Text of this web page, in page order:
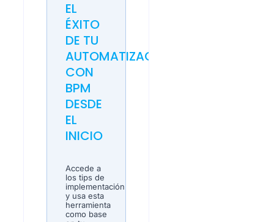
EL
ÉXITO
DE TU
AUTOMATIZACIÓN
CON
BPM
DESDE
EL
INICIO
Accede a
los tips de
implementación
y usa esta
herramienta
como base